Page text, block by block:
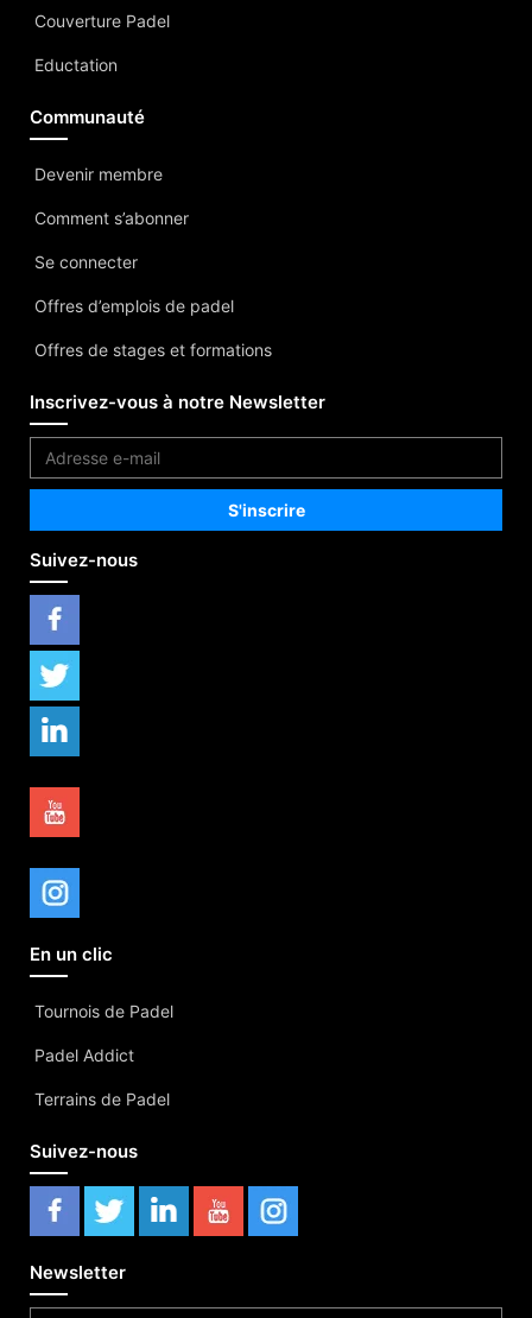
Couverture Padel
Eductation
Communauté
Devenir membre
Comment s’abonner
Se connecter
Offres d’emplois de padel
Offres de stages et formations
Inscrivez-vous à notre Newsletter
Suivez-nous
En un clic
Tournois de Padel
Padel Addict
Terrains de Padel
Suivez-nous
Newsletter